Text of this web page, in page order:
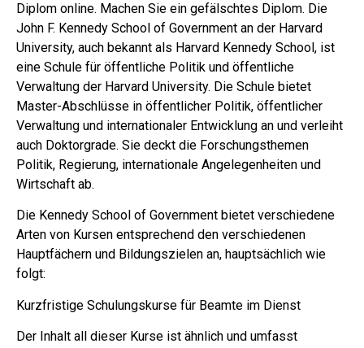
Diplom online. Machen Sie ein gefälschtes Diplom. Die
John F. Kennedy School of Government an der Harvard
University, auch bekannt als Harvard Kennedy School, ist
eine Schule für öffentliche Politik und öffentliche
Verwaltung der Harvard University. Die Schule bietet
Master-Abschlüsse in öffentlicher Politik, öffentlicher
Verwaltung und internationaler Entwicklung an und verleiht
auch Doktorgrade. Sie deckt die Forschungsthemen
Politik, Regierung, internationale Angelegenheiten und
Wirtschaft ab.
Die Kennedy School of Government bietet verschiedene
Arten von Kursen entsprechend den verschiedenen
Hauptfächern und Bildungszielen an, hauptsächlich wie
folgt:
Kurzfristige Schulungskurse für Beamte im Dienst
Der Inhalt all dieser Kurse ist ähnlich und umfasst